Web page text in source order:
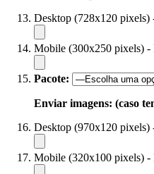
Desktop (728x120 pixels)
Mobile (300x250 pixels) -
Pacote:
Enviar imagens: (caso
Desktop (970x120 pixels)
Mobile (320x100 pixels) -